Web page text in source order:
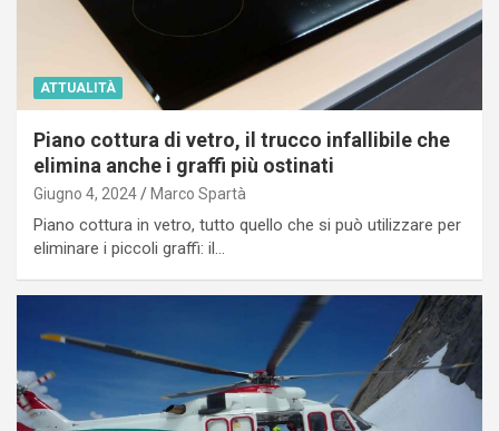
ATTUALITÀ
Piano cottura di vetro, il trucco infallibile che
elimina anche i graffi più ostinati
Giugno 4, 2024 Marco Spartà
Piano cottura in vetro, tutto quello che si può utilizzare per
eliminare i piccoli graffi: il…